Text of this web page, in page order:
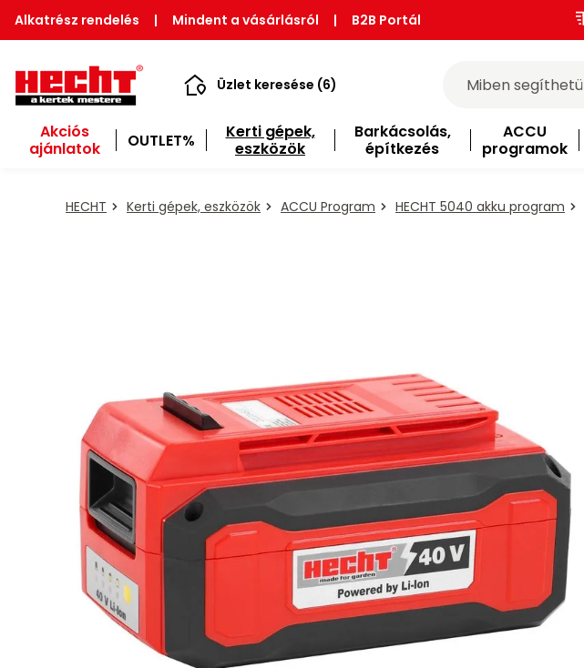
Alkatrész rendelés | Mindent a vásárlásról | B2B Portál
Üzlet keresése (6)
Akciós
ajánlatok
OUTLET%
Kerti gépek,
eszközök
Barkácsolás,
építkezés
ACCU
programok
HECHT Kerti gépek, eszközök ACCU Program HECHT 5040 akku program